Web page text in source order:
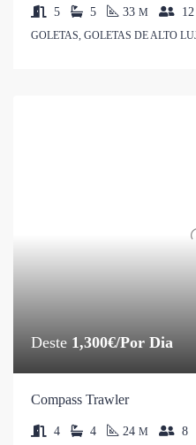
5 5 33 M 12
GOLETAS, GOLETAS DE ALTO
Deste 1,300€/Por Dia
Compass Trawler
4 4 24 M 8